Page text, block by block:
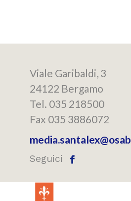
Viale Garibaldi, 3
24122 Bergamo
Tel. 035 218500
Fax 035 3886072
Seguici